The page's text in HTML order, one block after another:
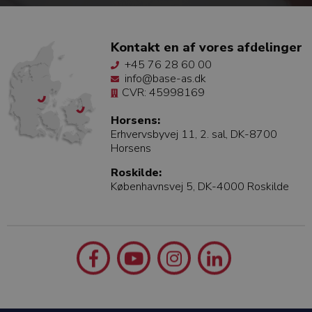
Kontakt en af vores afdelinger
+45 76 28 60 00
info@base-as.dk
CVR: 45998169
Horsens:
Erhvervsbyvej 11, 2. sal, DK-8700
Horsens
Roskilde:
Københavnsvej 5, DK-4000 Roskilde